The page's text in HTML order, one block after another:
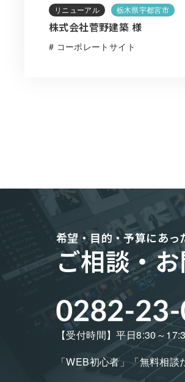
リニューアル 栃木県宇都宮市
株式会社菅野建築 様
# コーポレートサイト
希望・目的・予算にあっ
ご相談・
【受付時間】平日8:30～
「WEB初心者」「無料相談